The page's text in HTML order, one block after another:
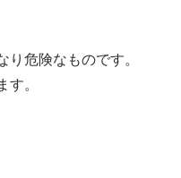
危険なものです。
す。